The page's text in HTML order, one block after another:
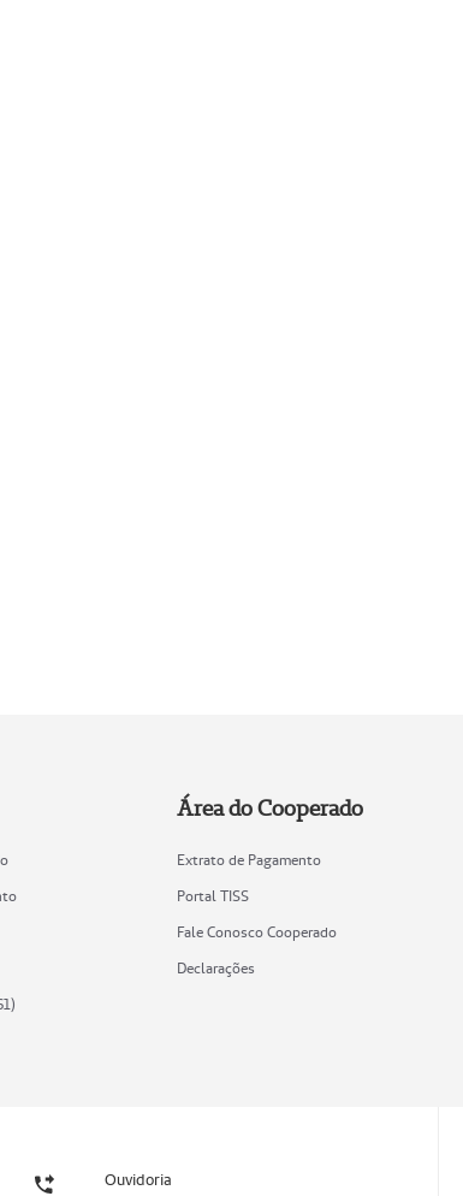
Área do Cooperado
Extrato de Pagamento
Portal TISS
Fale Conosco Cooperado
Declarações
Ouvidoria